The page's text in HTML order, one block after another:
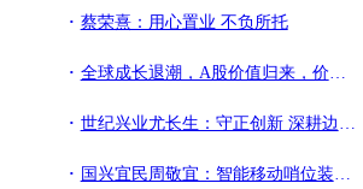
蔡荣熹：用心置业 不负所托
全球成长退潮，A股价值归来，价值ETF华夏8月3日起正式发售
世纪兴业尤长生：守正创新 深耕边疆启新程
国兴宜民周敬宜：智能移动哨位装备 为基层应急履职赋能防患未然